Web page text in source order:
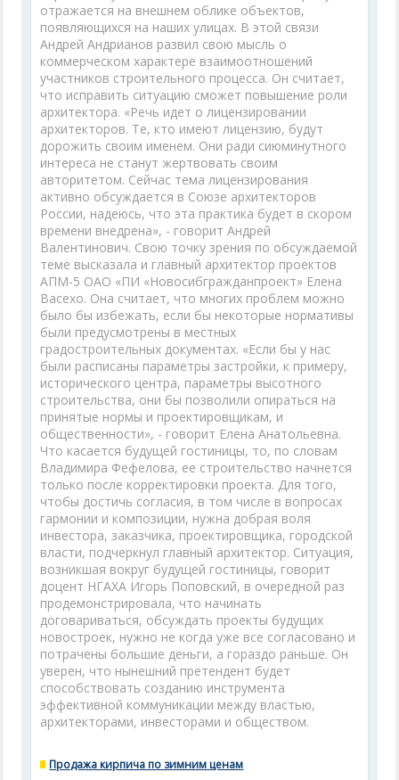
отражается на внешнем облике объектов,
появляющихся на наших улицах. В этой связи
Андрей Андрианов развил свою мысль о
коммерческом характере взаимоотношений
участников строительного процесса. Он считает,
что исправить ситуацию сможет повышение роли
архитектора. «Речь идет о лицензировании
архитекторов. Те, кто имеют лицензию, будут
дорожить своим именем. Они ради сиюминутного
интереса не станут жертвовать своим
авторитетом. Сейчас тема лицензирования
активно обсуждается в Союзе архитекторов
России, надеюсь, что эта практика будет в скором
времени внедрена», - говорит Андрей
Валентинович. Свою точку зрения по обсуждаемой
теме высказала и главный архитектор проектов
АПМ-5 ОАО «ПИ «Новосибгражданпроект» Елена
Васехо. Она считает, что многих проблем можно
было бы избежать, если бы некоторые нормативы
были предусмотрены в местных
градостроительных документах. «Если бы у нас
были расписаны параметры застройки, к примеру,
исторического центра, параметры высотного
строительства, они бы позволили опираться на
принятые нормы и проектировщикам, и
общественности», - говорит Елена Анатольевна.
Что касается будущей гостиницы, то, по словам
Владимира Фефелова, ее строительство начнется
только после корректировки проекта. Для того,
чтобы достичь согласия, в том числе в вопросах
гармонии и композиции, нужна добрая воля
инвестора, заказчика, проектировщика, городской
власти, подчеркнул главный архитектор. Ситуация,
возникшая вокруг будущей гостиницы, говорит
доцент НГАХА Игорь Поповский, в очередной раз
продемонстрировала, что начинать
договариваться, обсуждать проекты будущих
новостроек, нужно не когда уже все согласовано и
потрачены большие деньги, а гораздо раньше. Он
уверен, что нынешний претендент будет
способствовать созданию инструмента
эффективной коммуникации между властью,
архитекторами, инвесторами и обществом.
Продажа кирпича по зимним ценам